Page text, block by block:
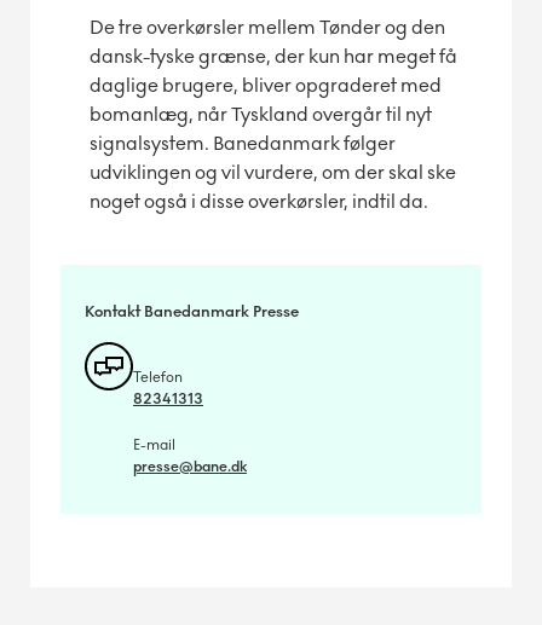
De tre overkørsler mellem Tønder og den
dansk-tyske grænse, der kun har meget få
daglige brugere, bliver opgraderet med
bomanlæg, når Tyskland overgår til nyt
signalsystem. Banedanmark følger
udviklingen og vil vurdere, om der skal ske
noget også i disse overkørsler, indtil da.
Kontakt Banedanmark Presse
Telefon
82341313
E-mail
presse@bane.dk